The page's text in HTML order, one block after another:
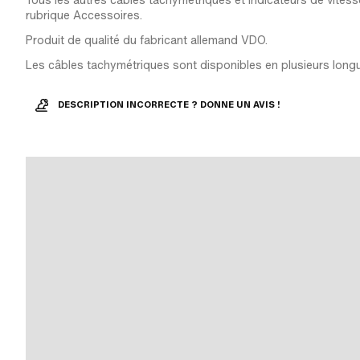
rubrique Accessoires.
Produit de qualité du fabricant allemand VDO.
Les câbles tachymétriques sont disponibles en plusieurs
DESCRIPTION INCORRECTE ? DONNE UN AVIS !